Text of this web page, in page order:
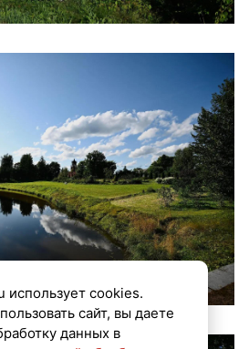
использует cookies.
сайт, вы даете
данных в